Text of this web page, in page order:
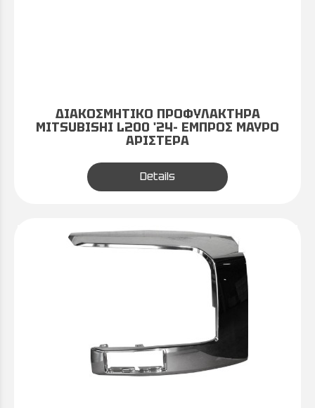
ΔΙΑΚΟΣΜΗΤΙΚΟ ΠΡΟΦΥΛΑΚΤΗΡΑ
MITSUBISHI L200 '24- ΕΜΠΡΟΣ ΜΑΥΡΟ
ΑΡΙΣΤΕΡΑ
Details